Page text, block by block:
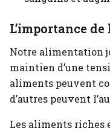
L’importance
Notre alimentation
maintien d’une
aliments peuvent
d’autres peuvent
Les aliments riches